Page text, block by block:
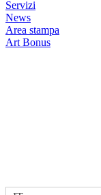
Servizi
News
Area stampa
Art Bonus